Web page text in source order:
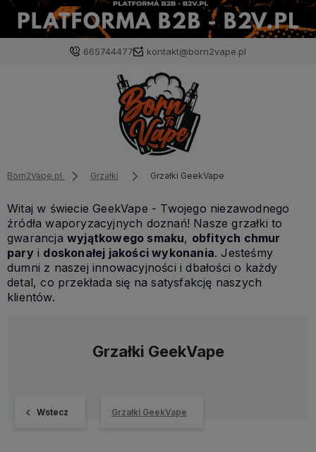
665744477 kontakt@born2vape.pl
Born2Vape.pl Grzałki Grzałki GeekVape
Witaj w świecie GeekVape - Twojego niezawodnego
źródła waporyzacyjnych doznań! Nasze grzałki to
gwarancja wyjątkowego smaku, obfitych chmur
paryi doskonałej jakości wykonania. Jesteśmy
dumni z naszej innowacyjności i dbałości o każdy
detal, co przekłada się na satysfakcję naszych
klientów.
Grzałki GeekVape
Wstecz Grzałki GeekVape